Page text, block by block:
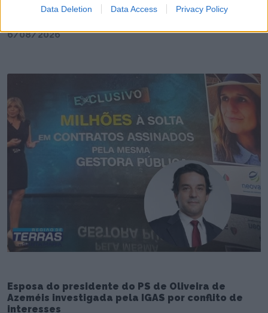
Data Deletion Data Access Privacy Policy
💶 Quanto Custou? | Município de Espinho vai
6/08/2026
Esposa do presidente do PS de Oliveira de
Azeméis investigada pela IGAS por conflito de
interesses